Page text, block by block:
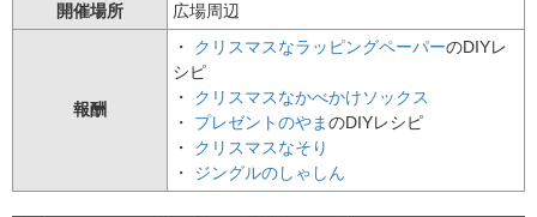
開催場所
広場周辺
報酬
・ クリスマスなラッピングペーパーのDIYレ
シピ
・
クリスマスなかべかけソックス
・
プレゼントのやまのDIYレシピ
・
クリスマスなそり
・
ジングルのしゃしん